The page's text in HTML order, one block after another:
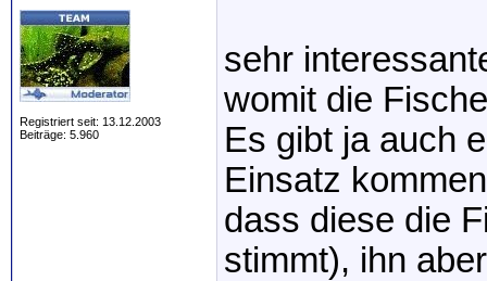
Registriert seit: 13.12.2003
Beiträge: 5.960
sehr
womit die
Es gibt ja auch
Einsatz
dass diese die
stimmt), ihn